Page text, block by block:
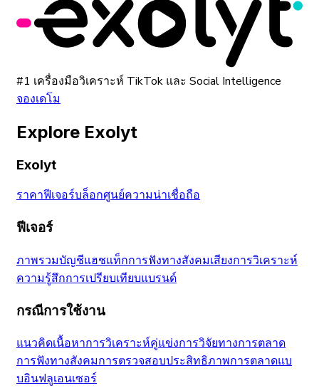
#1 เครื่องมือวิเคราะห์ TikTok และ Social Intelligence
จองเดโม
Explore Exolyt
Exolyt
ราคาฟีเจอร์บล็อกศูนย์ความน่าเชื่อถือ
ฟีเจอร์
ภาพรวมบัญชีแฮชแท็กการฟังทางสังคมเสียงการวิเคราะห์
ความรู้สึกการเปรียบเทียบแบรนด์
กรณีการใช้งาน
แนวคิดเนื้อหาการวิเคราะห์คู่แข่งการวิจัยทางการตลาด
การฟังทางสังคมการตรวจสอบประสิทธิภาพการตลาดแบ
บอินฟลูเอนเซอร์